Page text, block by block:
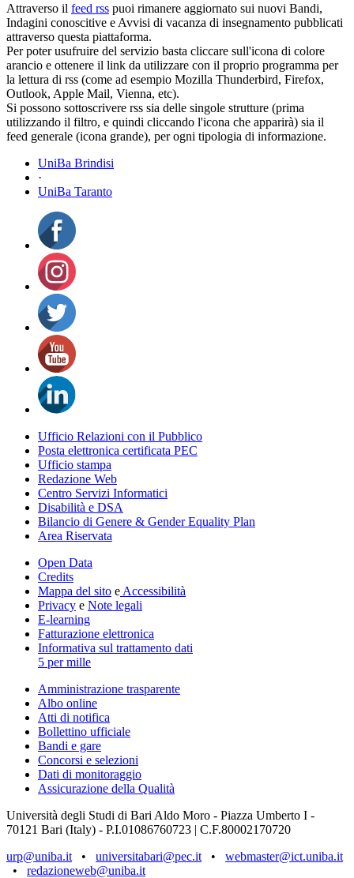
Attraverso il feed rss puoi rimanere aggiornato sui nuovi Bandi,
Indagini conoscitive e Avvisi di vacanza di insegnamento pubblicati
attraverso questa piattaforma.
Per poter usufruire del servizio basta cliccare sull'icona di colore
arancio e ottenere il link da utilizzare con il proprio programma per
la lettura di rss (come ad esempio Mozilla Thunderbird, Firefox,
Outlook, Apple Mail, Vienna, etc).
Si possono sottoscrivere rss sia delle singole strutture (prima
utilizzando il filtro, e quindi cliccando l'icona che apparirà) sia il
feed generale (icona grande), per ogni tipologia di informazione.
UniBa Brindisi
·
UniBa Taranto
Ufficio Relazioni con il Pubblico
Posta elettronica certificata PEC
Ufficio stampa
Redazione Web
Centro Servizi Informatici
Disabilità e DSA
Bilancio di Genere & Gender Equality Plan
Area Riservata
Open Data
Credits
Mappa del sito e Accessibilità
Privacy e Note legali
E-learning
Fatturazione elettronica
Informativa sul trattamento dati
5 per mille
Amministrazione trasparente
Albo online
Atti di notifica
Bollettino ufficiale
Bandi e gare
Concorsi e selezioni
Dati di monitoraggio
Assicurazione della Qualità
Università degli Studi di Bari Aldo Moro - Piazza Umberto I -
70121 Bari (Italy) - P.I.01086760723 | C.F.80002170720
urp@uniba.it • universitabari@pec.it • webmaster@ict.uniba.it
• redazioneweb@uniba.it